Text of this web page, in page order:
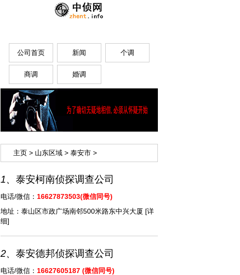
公司首页 新闻 个调
商调 婚调
主页 > 山东区域 > 泰安市 >
1、 泰安柯南侦探调查公司
电话/微信： 16627873503(微信同号)
地址： 泰山区市政广场南邻500米路东中兴大厦 [详
细]
2、 泰安德邦侦探调查公司
电话/微信： 16627605187 (微信同号)